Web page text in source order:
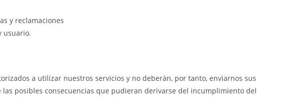
y reclamaciones
usuario.
a utilizar nuestros servicios y no deberán, por tanto, enviarnos sus
posibles consecuencias que pudieran derivarse del incumplimiento del